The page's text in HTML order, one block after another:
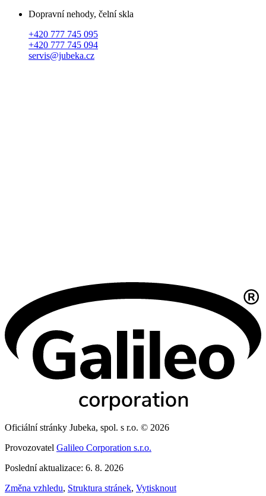
Dopravní nehody, čelní skla
+420 777 745 095
+420 777 745 094
servis@jubeka.cz
Oficiální stránky Jubeka, spol. s r.o. © 2026
Provozovatel Galileo Corporation s.r.o.
Poslední aktualizace: 6. 8. 2026
Změna vzhledu, Struktura stránek, Vytisknout